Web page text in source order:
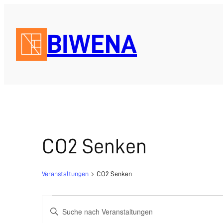
BIWENA
CO2 Senken
Veranstaltungen CO2 Senken
Veranstaltungen
Veranstaltungen
Bitte